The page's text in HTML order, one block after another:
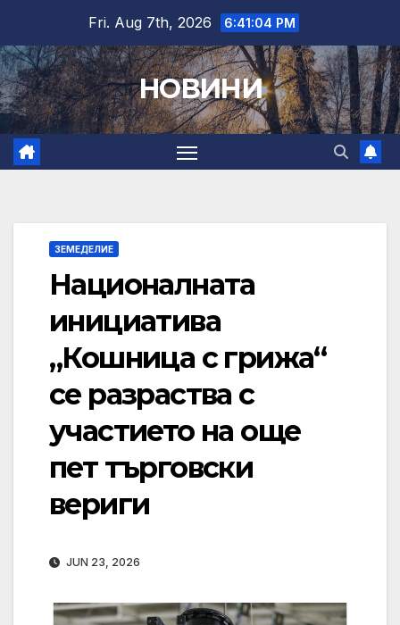
content
Fri. Aug 7th, 2026 6:41:05 PM
НОВИНИ
ЗЕМЕДЕЛИЕ
Националната
инициатива
„Кошница с грижа“
се разраства с
участието на още
пет търговски
вериги
JUN 23, 2026